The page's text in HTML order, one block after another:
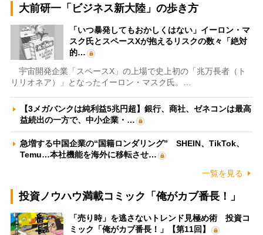
大前研一「ビジネス新大陸」の歩き方
「いつ暴発してもおかしくはない」イーロン・マ
スク氏とスペースXが抱えるリスクの数々「絶対
的…
宇宙開発企業「スペースX」の上場で史上初の「兆万長者（ト
リリオネア）」となったイーロン・マスク氏。…
【3メガバンクは純利益5兆円超】銀行、商社、ゼネコンは最高
益続出の一方で、中小企業・…
急増する中国企業の“国籍ロンダリング” SHEIN、TikTok、
Temu…本社機能を海外に移転させ…
一覧を見る
投資ノウハウ満載コミック「俺がカブ番長！」
「売り時」を逃さないトレンド見極め術 投資コ
ミック「俺がカブ番長！」【第11回】